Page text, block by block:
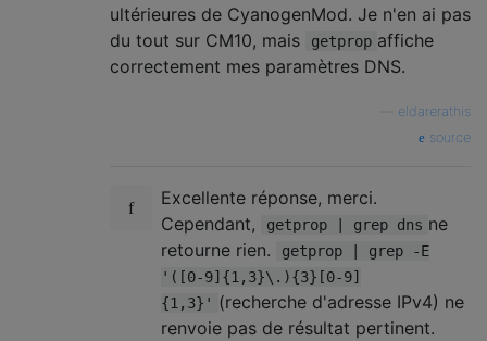
ultérieures de CyanogenMod. Je n'en ai pas
du tout sur CM10, mais
getprop affiche
correctement mes paramètres DNS.
eldarerathis
source
Excellente réponse, merci.
Cependant,
getprop | grep dns ne
retourne rien.
getprop | grep -E
'([0-9]{1,3}\.){3}[0-9]
{1,3}' (recherche d'adresse IPv4) ne
renvoie pas de résultat pertinent.